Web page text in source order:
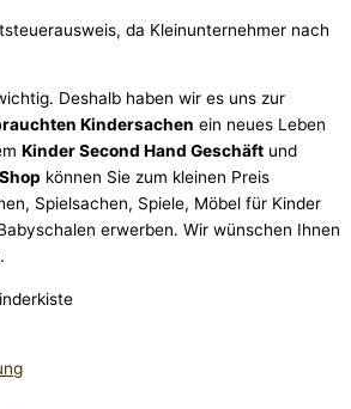
da Kleinunternehmer nach
Deshalb haben wir es uns zur
Kindersachen ein neues Leben
Kinder Second Hand Geschäft und
können Sie zum kleinen Preis
Spiel­sachen, Spiele, Möbel für Kinder
erwerben. Wir wünschen Ihnen